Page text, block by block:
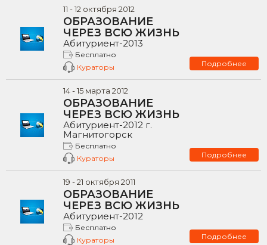
11 -12 октября 2012
ОБРАЗОВАНИЕ
ЧЕРЕЗ ВСЮ ЖИЗНЬ
Абитуриент-2013
Бесплатно
Кураторы
Подробнее
14-15марта 2012
ОБРАЗОВАНИЕ
ЧЕРЕЗ ВСЮ ЖИЗНЬ
Абитуриент-2012 г.
Магнитогорск
Бесплатно
Кураторы
Подробнее
19 -21 октября 2011
ОБРАЗОВАНИЕ
ЧЕРЕЗ ВСЮ ЖИЗНЬ
Абитуриент-2012
Бесплатно
Кураторы
Подробнее